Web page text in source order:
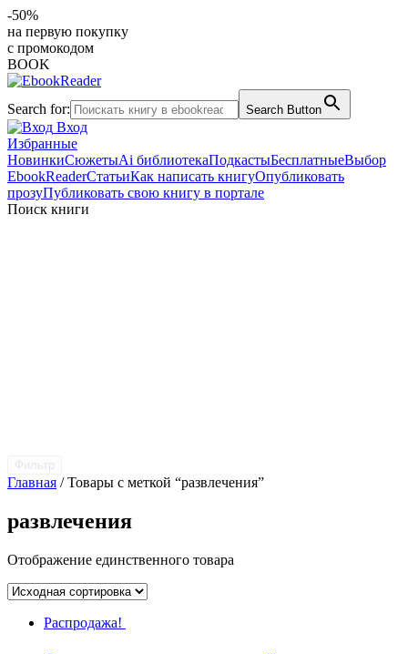
-50%
на первую покупку
с промокодом
BOOK
Search for: Search Button
Вход
Избранные
НовинкиСюжетыAi библиотекаПодкастыБесплатныеВыбор
EbookReaderСтатьиКак написать книгуОпубликовать
прозуПубликовать свою книгу в портале
Поиск книги
Главная / Товары с меткой “развлечения”
развлечения
Отображение единственного товара
Распродажа!